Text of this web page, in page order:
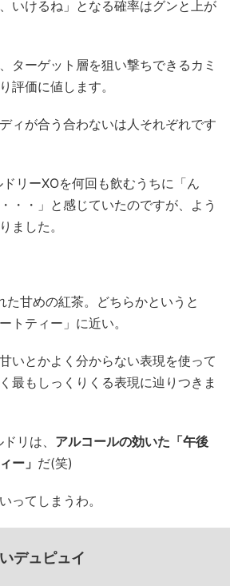
いけるね」となる確率はグンと上が
ターゲット層を狙い撃ちできるカミ
評価に値します。
ィが合う合わないは人それぞれです
リーXOを何回も飲むうちに「ん
・・」と感じていたのですが、よう
ました。
た甘めの紅茶。どちらかというと
トティー」に近い。
いとかよく分からない表現を使って
最もしっくりくる表現に辿りつきま
リは、 アルコールの効いた「午後
ー」 だ(笑)
ってしまうわ。
デュピュイ